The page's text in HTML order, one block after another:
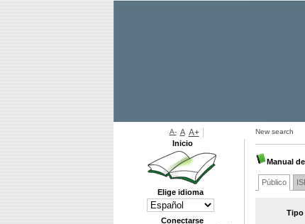
New search
Manual
Público
Tipo
A- A A+
Inicio
Elige idioma
Conectarse